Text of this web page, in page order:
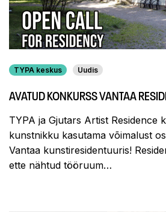
TYPA keskus Uudis
AVATUD KONKURSS VANTAA
TYPA ja Gjutars Artist Residence
kunstnikku kasutama võimalust
Vantaa kunstiresidentuuris!
ette nähtud tööruum…